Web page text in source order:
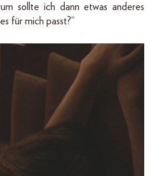
sollte ich dann etwas anderes
für mich passt?“